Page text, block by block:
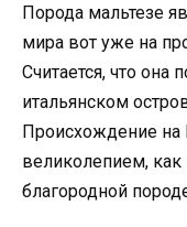
Порода мальтезе
мира вот уже на
Считается, что
итальянском
Происхождение на
великолепием, как
благородной